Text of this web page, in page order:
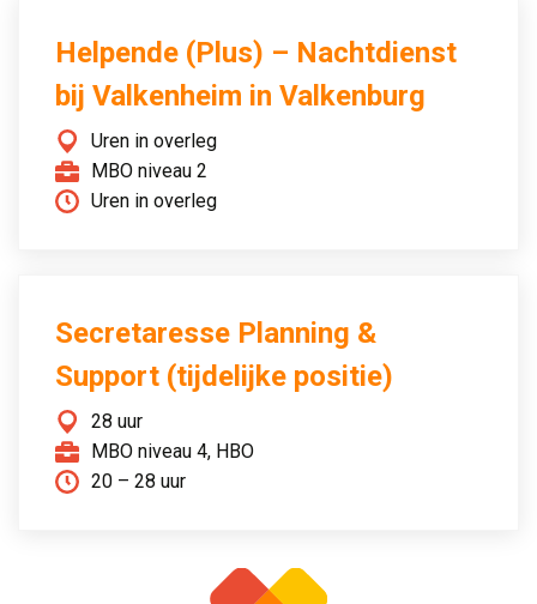
Helpende (Plus) – Nachtdienst
bij Valkenheim in Valkenburg
Uren in overleg
MBO niveau 2
Uren in overleg
Secretaresse Planning &
Support (tijdelijke positie)
28 uur
MBO niveau 4, HBO
20 – 28 uur